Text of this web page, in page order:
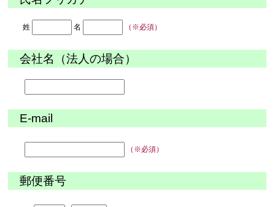
姓 名 （※必須）
会社名（法人の場合）
E-mail
（※必須）
郵便番号